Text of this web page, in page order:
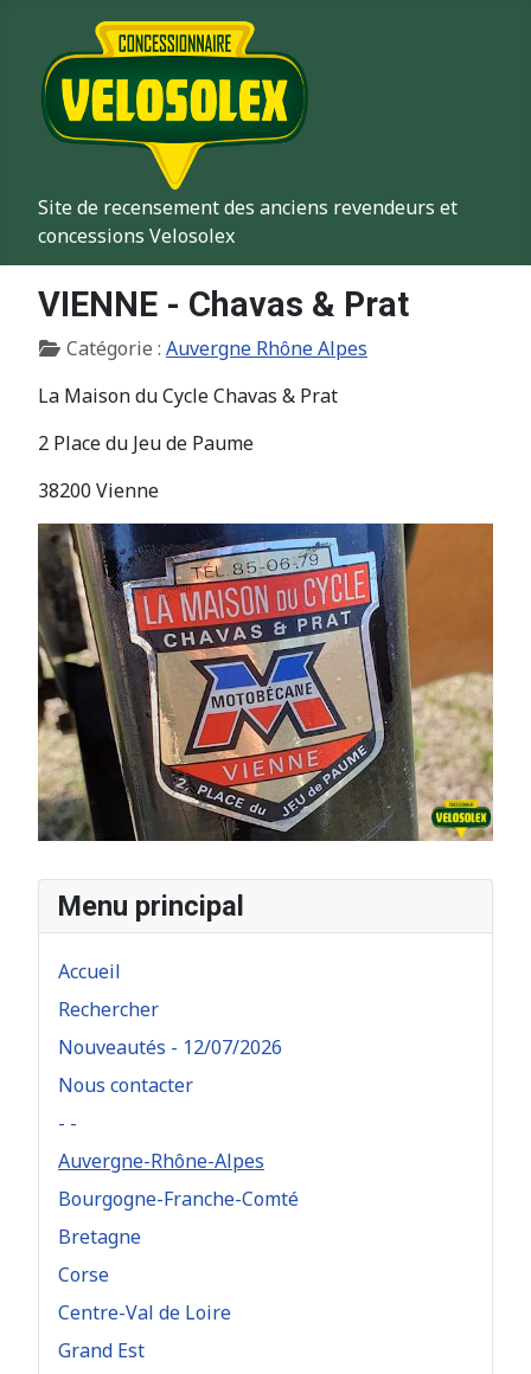
Site de recensement des anciens revendeurs et
concessions Velosolex
Menu principal
Accueil
Rechercher
Nouveautés - 12/07/2026
Nous contacter
- -
Auvergne-Rhône-Alpes
Bourgogne-Franche-Comté
Bretagne
Corse
Centre-Val de Loire
Grand Est
VIENNE - Chavas & Prat
Détails
Catégorie : Auvergne Rhône Alpes
La Maison du Cycle Chavas & Prat
2 Place du Jeu de Paume
38200 Vienne